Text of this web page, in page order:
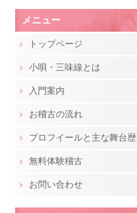
メニュー
トップページ
小唄・三味線とは
入門案内
お稽古の流れ
プロフイールと主な舞台歴
無料体験稽古
お問い合わせ